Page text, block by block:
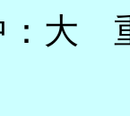
：大